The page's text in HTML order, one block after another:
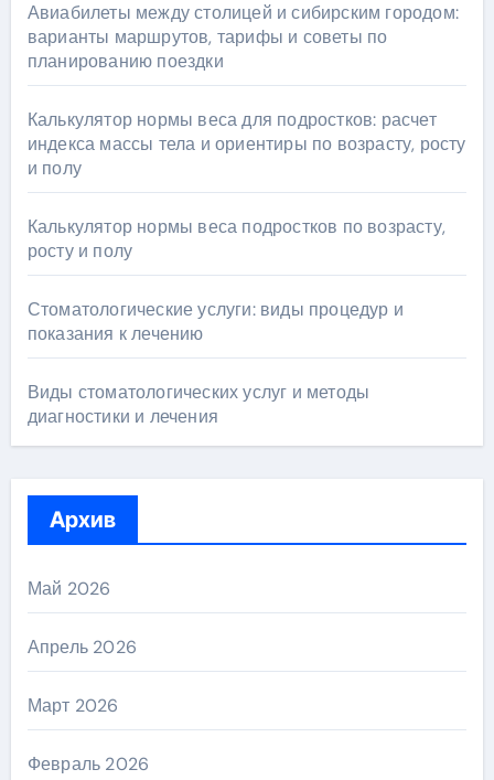
Авиабилеты между столицей и сибирским городом:
варианты маршрутов, тарифы и советы по
планированию поездки
Калькулятор нормы веса для подростков: расчет
индекса массы тела и ориентиры по возрасту, росту
и полу
Калькулятор нормы веса подростков по возрасту,
росту и полу
Стоматологические услуги: виды процедур и
показания к лечению
Виды стоматологических услуг и методы
диагностики и лечения
Архив
Май 2026
Апрель 2026
Март 2026
Февраль 2026